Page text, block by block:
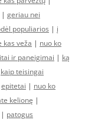
| geriau nei
populiarios | į
kas veža | nuo ko
ir paneigimai | ką
kaip teisingai
epitetai | nuo ko
kelionę |
| patogus